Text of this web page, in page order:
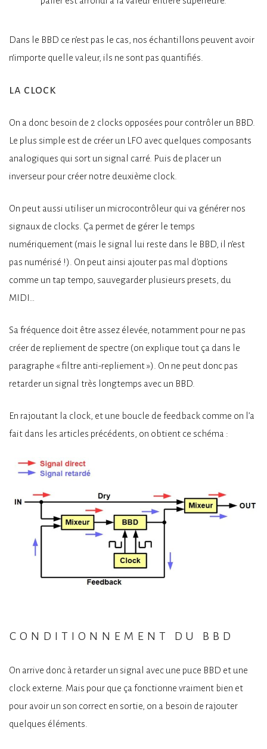
Dans le BBD ce n’est pas le cas, nos échantillons peuvent avoir
n‘importe quelle valeur, ils ne sont pas quantifiés.
la clock
On a donc besoin de 2 clocks opposées pour contrôler un BBD.
Le plus simple est de créer un LFO avec quelques composants
analogiques qui sort un signal carré. Puis de placer un
inverseur pour créer notre deuxième clock.
On peut aussi utiliser un microcontrôleur qui va générer nos
signaux de clocks. Ça permet de gérer le temps
numériquement (mais le signal lui reste dans le BBD, il n’est
pas numérisé !). On peut ainsi ajouter pas mal d’options
comme un tap tempo, sauvegarder plusieurs presets, du
MIDI…
Sa fréquence doit être assez élevée, notamment pour ne pas
créer de repliement de spectre (on explique tout ça dans le
paragraphe « filtre anti-repliement »). On ne peut donc pas
retarder un signal très longtemps avec un BBD.
En rajoutant la clock, et une boucle de feedback comme on l’a
fait dans les articles précédents, on obtient ce schéma :
conditionnement du bbd
On arrive donc à retarder un signal avec une puce BBD et une
clock externe. Mais pour que ça fonctionne vraiment bien et
pour avoir un son correct en sortie, on a besoin de rajouter
quelques éléments.